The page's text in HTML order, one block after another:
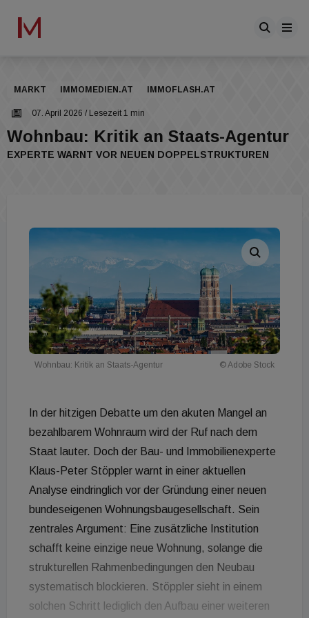
MARKT IMMOMEDIEN.AT IMMOFLASH.AT
07. April 2026 / Lesezeit 1 min
Wohnbau: Kritik an Staats-Agentur
EXPERTE WARNT VOR NEUEN DOPPELSTRUKTUREN
Wohnbau: Kritik an Staats-Agentur © Adobe Stock
In der hitzigen Debatte um den akuten Mangel an
bezahlbarem Wohnraum wird der Ruf nach dem
Staat lauter. Doch der Bau- und Immobilienexperte
Klaus-Peter Stöppler warnt in einer aktuellen
Analyse eindringlich vor der Gründung einer neuen
bundeseigenen Wohnungsbaugesellschaft. Sein
zentrales Argument: Eine zusätzliche Institution
schafft keine einzige neue Wohnung, solange die
strukturellen Rahmenbedingungen den Neubau
systematisch blockieren. Stöppler sieht in einem
solchen Schritt lediglich den Aufbau einer weiteren